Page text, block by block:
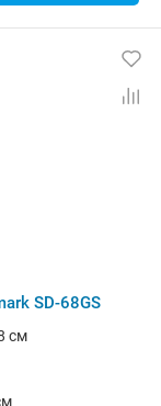
SD-68GS
см